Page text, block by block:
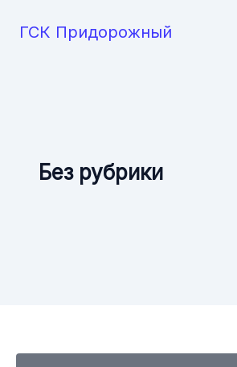
ГСК Придорожный
Без рубрики